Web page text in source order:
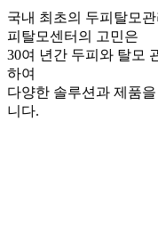
국내 최초의 두피탈모
피탈모센터의 고민은
30여 년간 두피와 탈모
하여
다양한 솔루션과 제품
니다.